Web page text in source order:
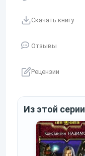
Скачать книгу
Отзывы
Рецензии
Из этой серии